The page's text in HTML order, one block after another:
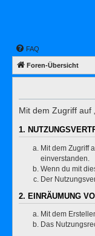
FAQ
Foren-Übersicht
Mit dem Zugriff auf
1.
Mit dem Zugriff
einverstanden.
Wenn du mit
Der
2. EINRÄUMUNG
Mit dem
Das